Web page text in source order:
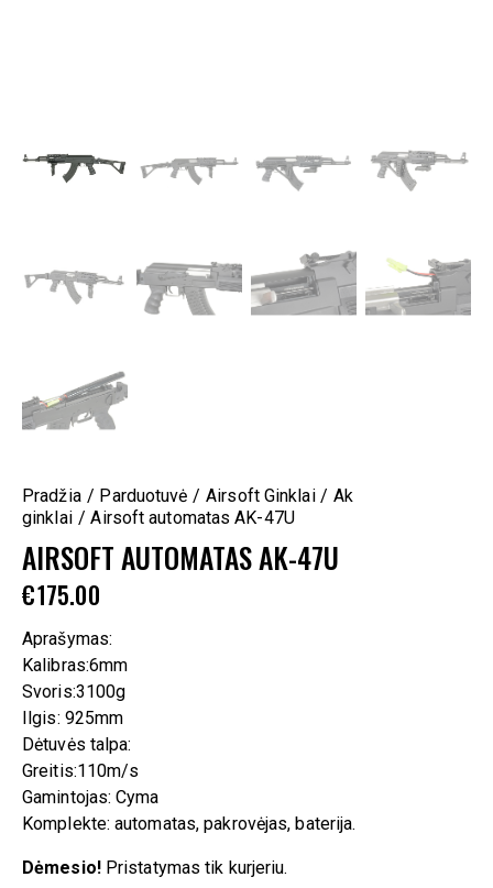
Pradžia Parduotuvė Airsoft Ginklai
Ak
ginklai
Airsoft automatas AK-47U
AIRSOFT AUTOMATAS AK-47U
€175.00
Aprašymas:
Kalibras:6mm
Svoris:3100g
Ilgis: 925mm
Dėtuvės talpa:
Greitis:110m/s
Gamintojas: Cyma
Komplekte: automatas, pakrovėjas, baterija.
Dėmesio!Pristatymas tik kurjeriu.